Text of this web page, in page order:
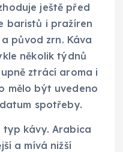
ještě před
baristů i pražíren
původ zrn. Káva
několik týdnů
ztrácí aroma i
mělo být uvedeno
spotřeby.
typ kávy. Arabica
a mívá nižší